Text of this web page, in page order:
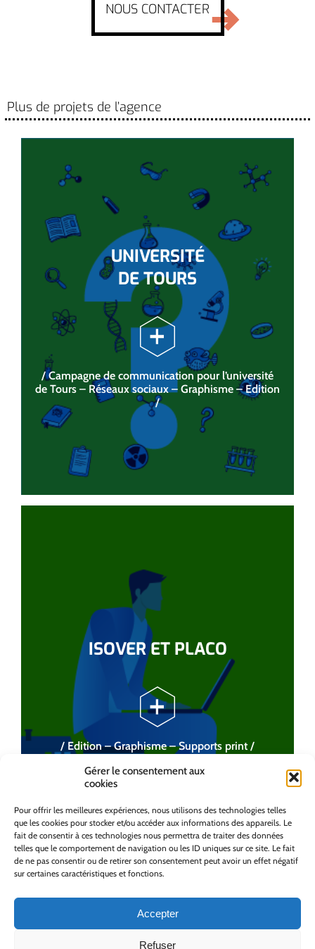
Gérer le consentement aux
cookies
Pour offrir les meilleures expériences, nous utilisons des technologies telles
que les cookies pour stocker et/ou accéder aux informations des appareils. Le
fait de consentir à ces technologies nous permettra de traiter des données
telles que le comportement de navigation ou les ID uniques sur ce site. Le fait
de ne pas consentir ou de retirer son consentement peut avoir un effet négatif
sur certaines caractéristiques et fonctions.
Accepter
Refuser
NOUS CONTACTER
Plus de projets de l’agence
UNIVERSITÉ
DE TOURS
/ Campagne de communication pour l’université
de Tours – Réseaux sociaux – Graphisme – Edition
/
ISOVER ET PLACO
/ Edition – Graphisme – Supports print /